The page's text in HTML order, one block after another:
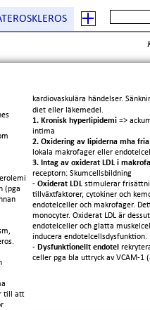
(pga
till att
kardiovaskulära händelser.
diet eller läkemedel.
1. Kronisk hyperlipidemi =>
intima
2. Oxidering av lipiderna mha
lokala makrofager eller
3. Intag av oxiderat LDL i
receptorn: Skumcellsbildning
- Oxiderat LDL stimulerar
tillväxtfaktorer, cytokiner och
endotelceller och makrofager.
monocyter. Oxiderat LDL är
endotelceller och glatta
inducera endotelcellsdysfunktion.
- Dysfunktionellt endotel
celler pga bla uttryck av VCAM-1